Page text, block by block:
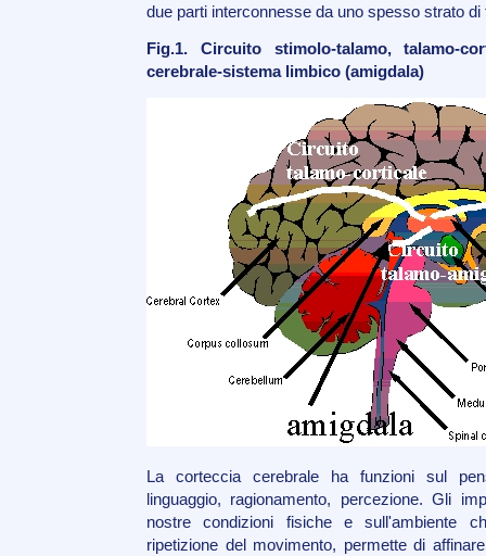
due parti interconnesse da uno spesso strato
Fig.1. Circuito stimolo-talamo, talamo-
cerebrale-sistema limbico (amigdala)
La corteccia cerebrale ha funzioni sul
linguaggio, ragionamento, percezione. Gli
nostre condizioni fisiche e sull'ambiente
ripetizione del movimento, permette di